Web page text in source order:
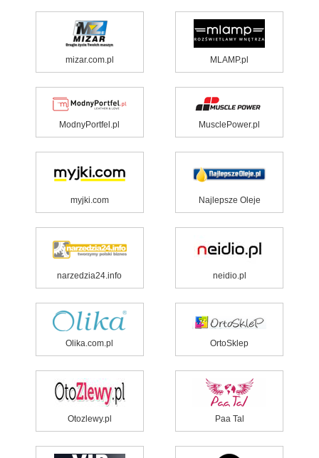
mizar.com.pl MLAMP.pl
ModnyPortfel.pl MusclePower.pl
myjki.com Najlepsze Oleje
narzedzia24.info neidio.pl
Olika.com.pl OrtoSklep
Otozlewy.pl Paa Tal